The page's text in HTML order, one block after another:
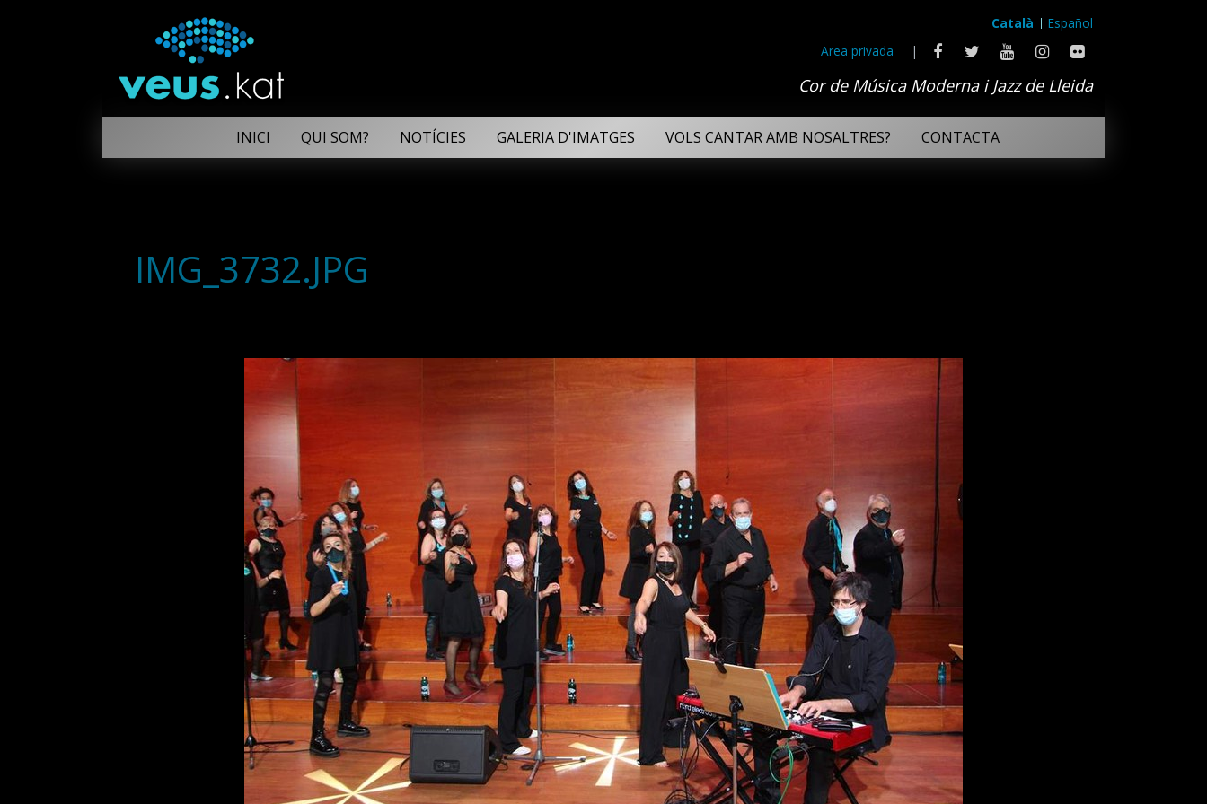
Català
Español
Area privada
|
Cor de Música Moderna i Jazz de Lleida
INICI QUI SOM? NOTÍCIES GALERIA D'IMATGES VOLS CANTAR AMB NOSALTRES? CONTACTA
IMG_3732.JPG